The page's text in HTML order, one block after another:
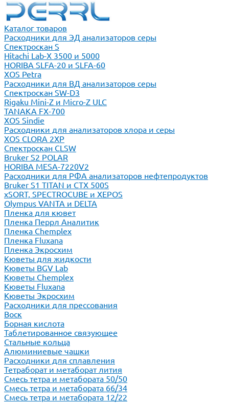
Каталог товаров
Расходники для ЭД анализаторов серы
Спектроскан S
Hitachi Lab-X 3500 и 5000
HORIBA SLFA-20 и SLFA-60
XOS Petra
Расходники для ВД анализаторов серы
Спектроскан SW-D3
Rigaku Mini-Z и Micro-Z ULC
TANAKA FX-700
XOS Sindie
Расходники для анализаторов хлора и серы
XOS CLORA 2XP
Спектроскан CLSW
Bruker S2 POLAR
HORIBA MESA-7220V2
Расходники для РФА анализаторов нефтепродуктов
Bruker S1 TITAN и CTX 500S
xSORT, SPECTROCUBE и XEPOS
Olympus VANTA и DELTA
Пленка для кювет
Пленка Перрл Аналитик
Пленка Chemplex
Пленка Fluxana
Пленка Экросхим
Кюветы для жидкости
Кюветы BGV Lab
Кюветы Chemplex
Кюветы Fluxana
Кюветы Экросхим
Расходники для прессования
Воск
Борная кислота
Таблетированное связующее
Стальные кольца
Алюминиевые чашки
Расходники для сплавления
Тетраборат и метаборат лития
Смесь тетра и метабората 50/50
Смесь тетра и метабората 66/34
Смесь тетра и метабората 12/22